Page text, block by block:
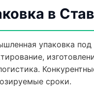
в
упаковка под
сроки.